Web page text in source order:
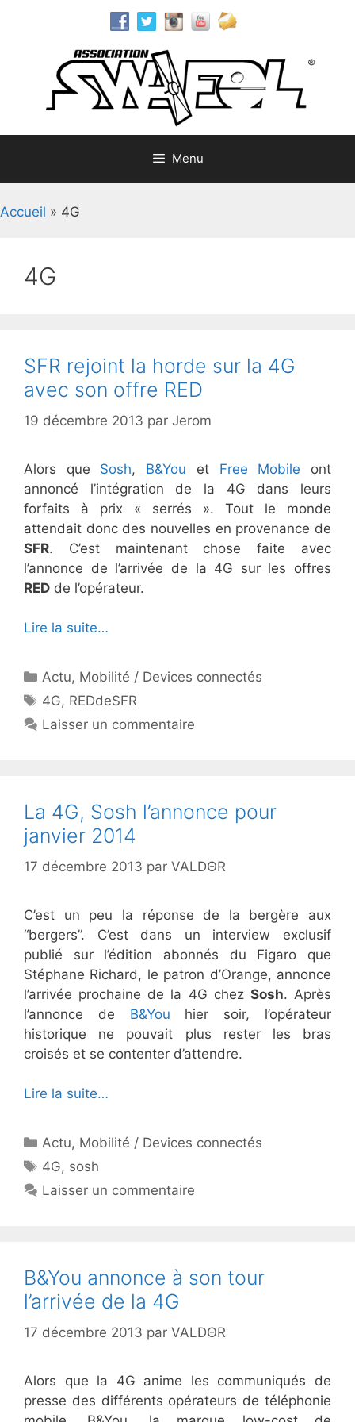
Menu
Accueil » 4G
4G
SFR rejoint la horde sur la 4G
avec son offre RED
19 décembre 2013 par Jerom
Alors que Sosh, B&You et Free Mobile ont
annoncé l’intégration de la 4G dans leurs
forfaits à prix « serrés ». Tout le monde
attendait donc des nouvelles en provenance de
SFR. C’est maintenant chose faite avec
l’annonce de l’arrivée de la 4G sur les offres
RED de l’opérateur.
Lire la suite…
Catégories
Actu, Mobilité / Devices connectés
Étiquettes
4G, REDdeSFR
Laisser un commentaire
La 4G, Sosh l’annonce pour
janvier 2014
17 décembre 2013 par VALDΘR
C’est un peu la réponse de la bergère aux
“bergers”. C’est dans un interview exclusif
publié sur l’édition abonnés du Figaro que
Stéphane Richard, le patron d’Orange, annonce
l’arrivée prochaine de la 4G chez Sosh. Après
l’annonce de B&You hier soir, l’opérateur
historique ne pouvait plus rester les bras
croisés et se contenter d’attendre.
Lire la suite…
Catégories
Actu, Mobilité / Devices connectés
Étiquettes
4G, sosh
Laisser un commentaire
B&You annonce à son tour
l’arrivée de la 4G
17 décembre 2013 par VALDΘR
Alors que la 4G anime les communiqués de
presse des différents opérateurs de téléphonie